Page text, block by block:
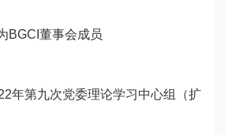
BGCI董事会成员
年第九次党委理论学习中心组（扩